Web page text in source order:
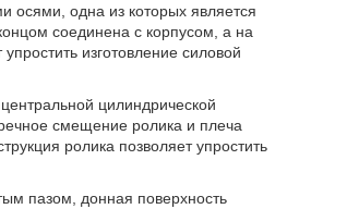
осями, одна из которых является
соединена с корпусом, а на
изготовление силовой
цилиндрической
смещение ролика и плеча
ролика позволяет упростить
пазом, донная поверхность